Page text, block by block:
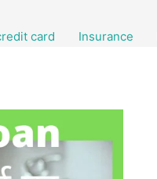
card Insurance